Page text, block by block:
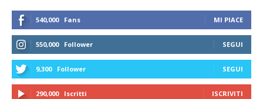
540,000 Fans MI PIACE
550,000 Follower SEGUI
9,300 Follower SEGUI
290,000 Iscritti ISCRIVITI